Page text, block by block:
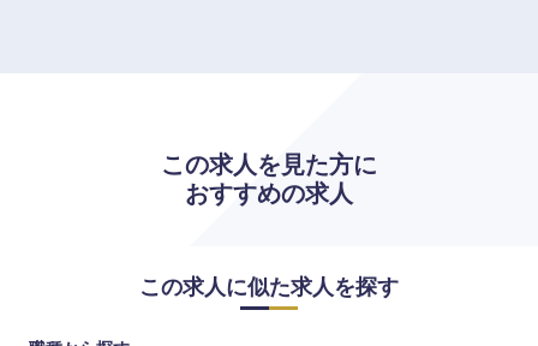
この求人を見た方に
おすすめの求人
この求人に似た求人を探す
熊本県
鹿児島県 沖縄県